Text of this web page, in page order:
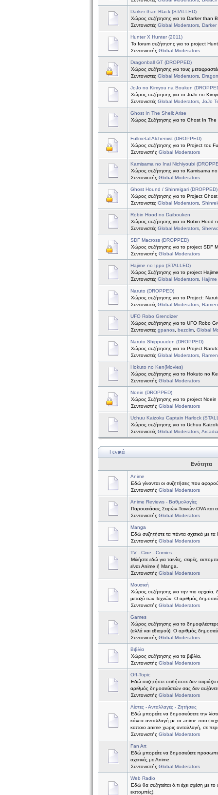
Darker than Black (STALLED)
Χώρος συζήτησης για το Darker than
Συντονιστές Global Moderators Darker
Hunter X Hunter (2011)
Το forum συζήτησης για το project
Συντονιστής Global Moderators
Dragonball GT (DROPPED)
Χώρος συζήτησης για τους
Συντονιστές Global Moderators
JoJo no Kimyou na Bouken
Χώρος συζήτησης για το JoJo no
Συντονιστές Global Moderators JoJo
Ghost In The Shell: Arise
Χώρος Συζήτησης για το Ghost In The
Fullmetal Alchemist (DROPPED)
Χώρος συζήτησης για το Project του
Συντονιστής Global Moderators
Kamisama no Inai Nichiyoubi
Χώρος συζήτησης για το Kamisama
Συντονιστής Global Moderators
Ghost Hound / Shinreigari (DROPPED)
Χώρος συζήτησης για το Project
Συντονιστές Global Moderators
Robin Hood no Daibouken
Χώρος συζήτησης για το Robin Hood
Συντονιστές Global Moderators
SDF Macross (DROPPED)
Χώρος συζήτησης για το project SDF
Συντονιστής Global Moderators
Hajime no Ippo (STALLED)
Χώρος Συζήτησης για το project
Συντονιστές Global Moderators
Naruto (DROPPED)
Χώρος συζήτησης για το Project:
Συντονιστές Global Moderators
UFO Robo Grendizer
Χώρος συζήτησης για το UFO Robo
Συντονιστές gpanos bezdim Global
Naruto Shippuuden (DROPPED)
Χώρος συζήτησης για το Project
Συντονιστές Global Moderators
Hokuto no Ken(Movies)
Χώρος συζήτησης για το Hokuto no
Συντονιστής Global Moderators
Noein (DROPPED)
Χώρος Συζήτησης για το project Noein
Συντονιστής Global Moderators
Uchuu Kaizoku Captain Harlock
Χώρος συζήτησης για το Uchuu
Συντονιστές Global Moderators
Γενικά
Ενότητα
Anime
Εδώ γίνονται οι συζητήσεις που
Συντονιστής Global Moderators
Anime Reviews - Βαθμολογίες
Παρουσιάσεις Σειρών-Ταινιών-OVA
Συντονιστής Global Moderators
Manga
Εδώ συζητήστε τα πάντα σχετικά με
Συντονιστής Global Moderators
TV - Cine - Comics
Μιλήστε εδώ για ταινίες, σειρές,
είναι Anime ή Manga.
Συντονιστής Global Moderators
Μουσική
Χώρος συζήτησης για την πιο αρχαία,
μεταξύ των Τεχνών. Ο αριθμός
Συντονιστής Global Moderators
Games
Χώρος συζήτησης για το
(αλλά και εθισμού). Ο αριθμός
Συντονιστής Global Moderators
Βιβλία
Χώρος συζήτησης για τα βιβλία.
Συντονιστής Global Moderators
Off-Topic
Εδώ συζητήστε οτιδήποτε δεν
αριθμός δημοσιεύσεών σας δεν
Συντονιστής Global Moderators
Λίστες - Ανταλλαγές - Ζητήσεις
Εδώ μπορείτε να δημοσιεύσετε την
κάνετε ανταλλαγή με τα anime που
καποιο anime χωρις ανταλλαγή, σε
Συντονιστής Global Moderators
Fan Art
Εδώ μπορείτε να δημοσιεύετε
σχετικές με Anime.
Συντονιστής Global Moderators
Web Radio
Εδώ θα συζητείται ό,τι έχει σχέση με
εκπομπές).